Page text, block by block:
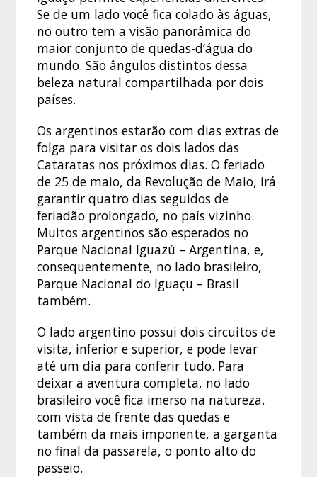
Se de um lado você fica colado às águas,
no outro tem a visão panorâmica do
maior conjunto de quedas-d’água do
mundo. São ângulos distintos dessa
beleza natural compartilhada por dois
países.
Os argentinos estarão com dias extras de
folga para visitar os dois lados das
Cataratas nos próximos dias. O feriado
de 25 de maio, da Revolução de Maio, irá
garantir quatro dias seguidos de
feriadão prolongado, no país vizinho.
Muitos argentinos são esperados no
Parque Nacional Iguazú – Argentina, e,
consequentemente, no lado brasileiro,
Parque Nacional do Iguaçu – Brasil
também.
O lado argentino possui dois circuitos de
visita, inferior e superior, e pode levar
até um dia para conferir tudo. Para
deixar a aventura completa, no lado
brasileiro você fica imerso na natureza,
com vista de frente das quedas e
também da mais imponente, a garganta
no final da passarela, o ponto alto do
passeio.